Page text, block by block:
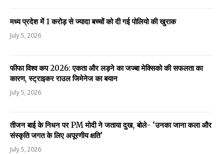
मध्य प्रदेश में 1 करोड़ से ज्यादा बच्चों को दी गई पोलियो की खुराक
July 5, 2026
फीफा विश्व कप 2026: एकता और लड़ने का जज्बा मेक्सिको की सफलता का
कारण, स्ट्राइकर राउल जिमेनेज का बयान
July 5, 2026
तीजन बाई के निधन पर PM मोदी ने जताया दुख, बोले- ‘उनका जाना कला और
संस्कृति जगत के लिए अपूरणीय क्षति’
July 5, 2026